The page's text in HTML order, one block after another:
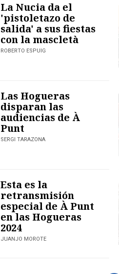
La Nucia da el
'pistoletazo de
salida' a sus fiestas
con la mascletà
ROBERTO ESPUIG
Las Hogueras
disparan las
audiencias de À
Punt
SERGI TARAZONA
Esta es la
retransmisión
especial de À Punt
en las Hogueras
2024
JUANJO MOROTE